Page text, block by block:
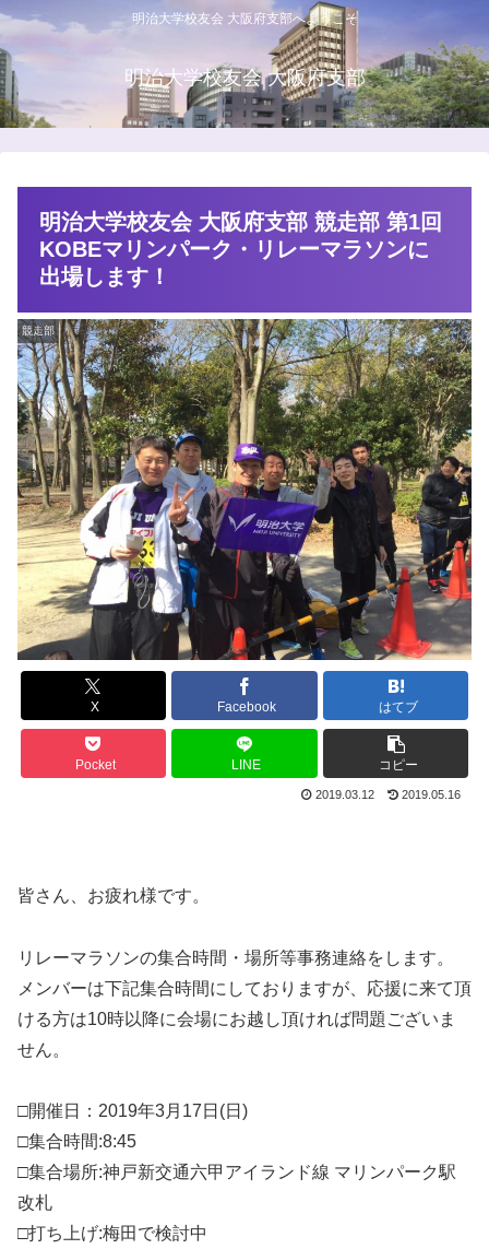
明治大学校友会 大阪府支部へようこそ
明治大学校友会 大阪府支部
明治大学校友会 大阪府支部 競走部 第1回
KOBEマリンパーク・リレーマラソンに
出場します！
競走部
X Facebook はてブ
Pocket LINE コピー
2019.03.12 2019.05.16
皆さん、お疲れ様です。
リレーマラソンの集合時間・場所等事務連絡をします。
メンバーは下記集合時間にしておりますが、応援に来て頂
ける方は10時以降に会場にお越し頂ければ問題ございま
せん。
□開催日： 2019年3月17日(日)
□集合時間:8:45
□集合場所:神戸新交通六甲アイランド線 マリンパーク駅
改札
□打ち上げ:梅田で検討中